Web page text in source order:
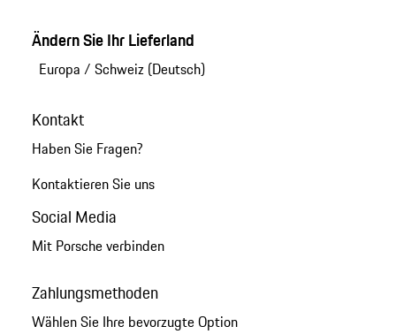
Ändern Sie Ihr Lieferland
Europa / Schweiz (Deutsch)
Kontakt
Haben Sie Fragen?
Kontaktieren Sie uns
Social Media
Mit Porsche verbinden
Zahlungsmethoden
Wählen Sie Ihre bevorzugte Option